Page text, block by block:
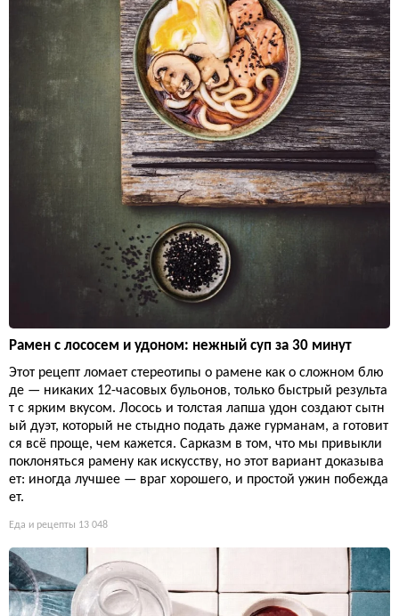
Рамен с лососем и удоном: нежный суп за 30 минут
Этот рецепт ломает стереотипы о рамене как о сложном блю
де — никаких 12-часовых бульонов, только быстрый результа
т с ярким вкусом. Лосось и толстая лапша удон создают сытн
ый дуэт, который не стыдно подать даже гурманам, а готовит
ся всё проще, чем кажется. Сарказм в том, что мы привыкли
поклоняться рамену как искусству, но этот вариант доказыва
ет: иногда лучшее — враг хорошего, и простой ужин побежда
ет.
Еда и рецепты 13 048